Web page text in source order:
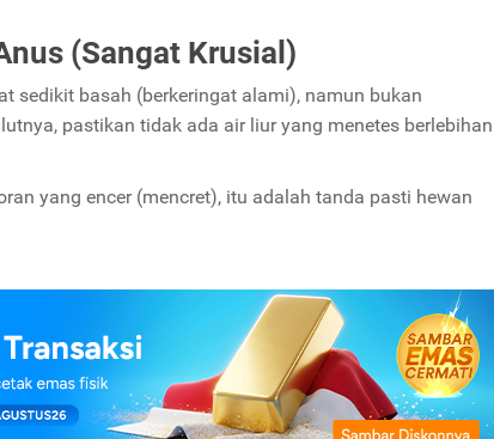
(Sangat Krusial)
sedikit basah (berkeringat alami), namun bukan
pastikan tidak ada air liur yang menetes berlebihan
yang encer (mencret), itu adalah tanda pasti hewan